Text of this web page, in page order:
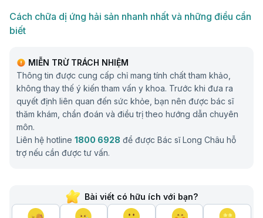
Cách chữa dị ứng hải sản nhanh nhất và những điều cần
biết
MIỄN TRỪ TRÁCH NHIỆM
Thông tin được cung cấp chỉ mang tính chất tham khảo,
không thay thế ý kiến tham vấn y khoa. Trước khi đưa ra
quyết định liên quan đến sức khỏe, bạn nên được bác sĩ
thăm khám, chẩn đoán và điều trị theo hướng dẫn chuyên
môn.
Liên hệ hotline 1800 6928 để được Bác sĩ Long Châu hỗ
trợ nếu cần được tư vấn.
Bài viết có hữu ích với bạn?